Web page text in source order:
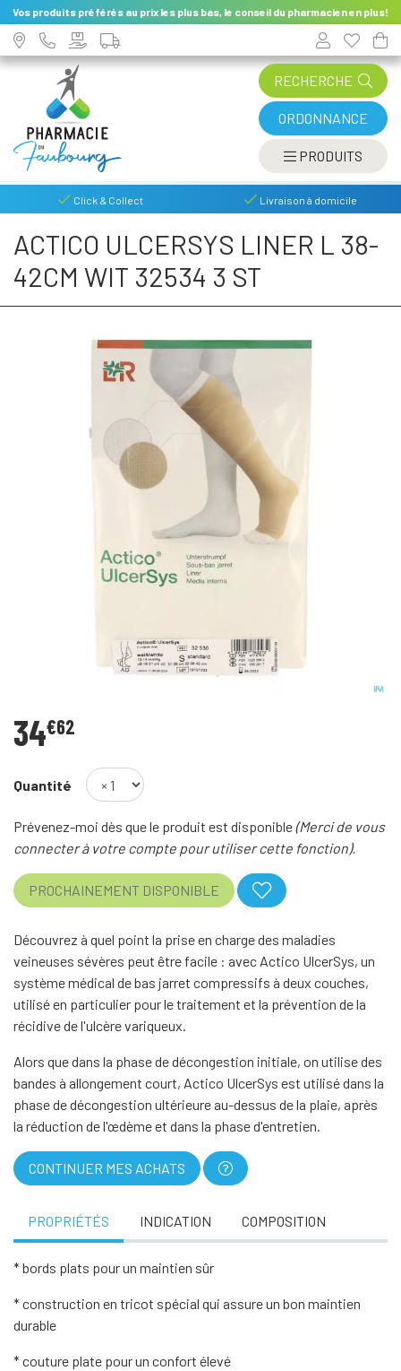
Vos produits préférés au prix les plus bas, le conseil du pharmacien en plus!
RECHERCHE
ORDONNANCE
PRODUITS
Click & Collect Livraison à domicile
ACTICO ULCERSYS LINER L 38-
42CM WIT 32534 3 ST
34€62
Quantité
Prévenez-moi dès que le produit est disponible(Merci de vous
connecter à votre compte pour utiliser cette fonction).
PROCHAINEMENT DISPONIBLE
Découvrez à quel point la prise en charge des maladies
veineuses sévères peut être facile : avec Actico UlcerSys, un
système médical de bas jarret compressifs à deux couches,
utilisé en particulier pour le traitement et la prévention de la
récidive de l'ulcère variqueux.
Alors que dans la phase de décongestion initiale, on utilise des
bandes à allongement court, Actico UlcerSys est utilisé dans la
phase de décongestion ultérieure au-dessus de la plaie, après
la réduction de l'œdème et dans la phase d'entretien.
CONTINUER MES ACHATS
PROPRIÉTÉS INDICATION COMPOSITION
* bords plats pour un maintien sûr
* construction en tricot spécial qui assure un bon maintien
durable
* couture plate pour un confort élevé